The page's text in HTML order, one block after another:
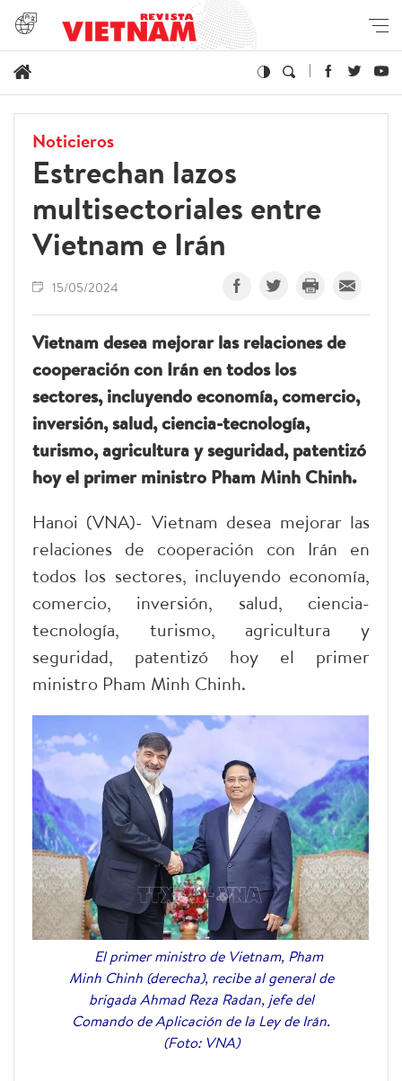
Noticieros
Estrechan lazos
multisectoriales entre
Vietnam e Irán
15/05/2024
Vietnam desea mejorar las relaciones de
cooperación con Irán en todos los
sectores, incluyendo economía, comercio,
inversión, salud, ciencia-tecnología,
turismo, agricultura y seguridad, patentizó
hoy el primer ministro Pham Minh Chinh.
Hanoi (VNA)- Vietnam desea mejorar las
relaciones de cooperación con Irán en
todos los sectores, incluyendo economía,
comercio, inversión, salud, ciencia-
tecnología, turismo, agricultura y
seguridad, patentizó hoy el primer
ministro Pham Minh Chinh.
El primer ministro de Vietnam, Pham
Minh Chinh (derecha), recibe al general de
brigada Ahmad Reza Radan, jefe del
Comando de Aplicación de la Ley de Irán.
(Foto: VNA)